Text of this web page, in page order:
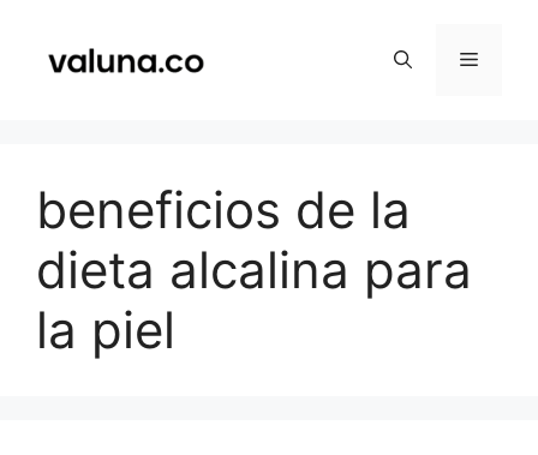
contenido
Menú
beneficios de la
dieta alcalina para
la piel